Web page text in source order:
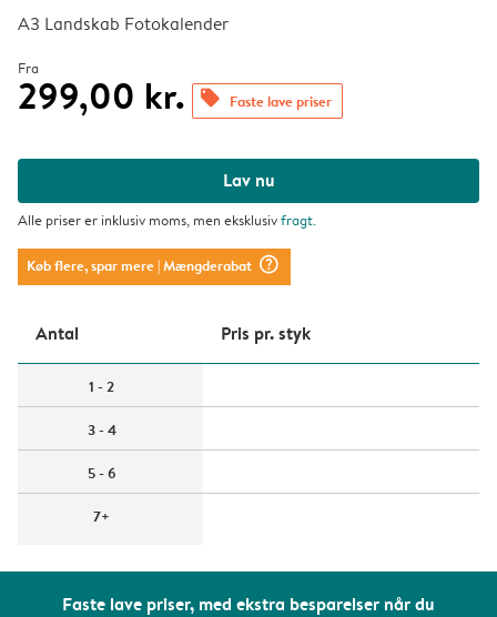
Faste lave priser, med ekstra besparelser når du
A3 Landskab Fotokalender
Fra
299,00 kr. offers Faste lave priser
Lav nu
Alle priser er inklusiv moms, men eksklusivfragt.
Køb flere, spar mere| Mængderabat question_mark_circle
Antal Pris pr. styk
1 - 2
3 - 4
5 - 6
7+